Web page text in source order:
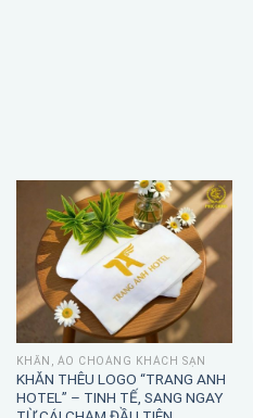
KHĂN, ÁO CHOÀNG KHÁCH SẠN
KHĂN THÊU LOGO “TRANG ANH
HOTEL” – TINH TẾ, SANG NGAY